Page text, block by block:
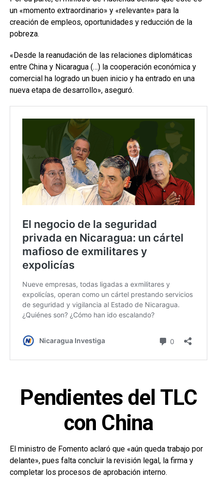
un «momento extraordinario» y «relevante» para la
creación de empleos, oportunidades y reducción de la
pobreza.
«Desde la reanudación de las relaciones diplomáticas
entre China y Nicaragua (…) la cooperación económica y
comercial ha logrado un buen inicio y ha entrado en una
nueva etapa de desarrollo», aseguró.
Pendientes del TLC
con China
El ministro de Fomento aclaró que «aún queda trabajo por
delante», pues falta concluir la revisión legal, la firma y
completar los procesos de aprobación interno.